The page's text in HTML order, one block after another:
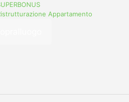
Appartamento